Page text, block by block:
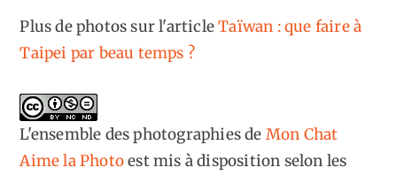
Plus de photos sur l'articleTaïwan : que faire à
Taipei par beau temps ?
L'ensemble des photographiesde Mon Chat
Aime la Photoest mis à disposition selon les